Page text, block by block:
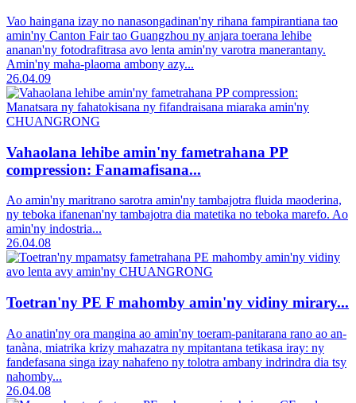
Vao haingana izay no nanasongadinan'ny rihana fampirantiana tao
amin'ny Canton Fair tao Guangzhou ny anjara toerana lehibe
ananan'ny fotodrafitrasa avo lenta amin'ny varotra manerantany.
Amin'ny maha-plaoma ambony azy...
26.04.09
Vahaolana lehibe amin'ny fametrahana PP
compression: Fanamafisana...
Ao amin'ny maritrano sarotra amin'ny tambajotra fluida maoderina,
ny teboka ifanenan'ny tambajotra dia matetika no teboka marefo. Ao
amin'ny indostria...
26.04.08
Toetran'ny PE F mahomby amin'ny vidiny mirary...
Ao anatin'ny ora mangina ao amin'ny toeram-panitarana rano ao an-
tanàna, miatrika krizy mahazatra ny mpitantana tetikasa iray: ny
fandefasana singa izay nahafeno ny tolotra ambany indrindra dia tsy
nahomby...
26.04.08